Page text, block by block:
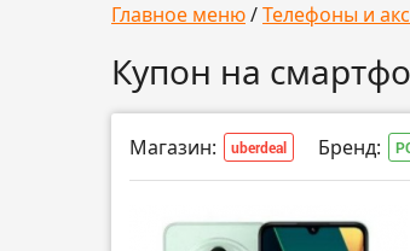
Главное меню/Телефоны и
Купон на
Магазин: uberdeal Бренд: